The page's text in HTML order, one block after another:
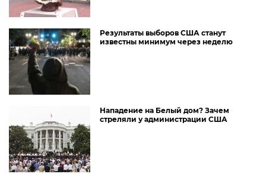
Результаты выборов США станут
известны минимум через неделю
Нападение на Белый дом? Зачем
стреляли у администрации США